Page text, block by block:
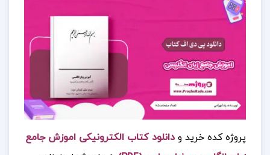
پروژه کده خرید و دانلود کتاب الکترونیکی اموزش جامع